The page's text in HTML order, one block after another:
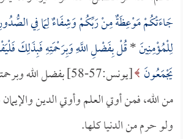
جَاءَتْكُمْ مَوْعِظَةٌ مِنْ رَبِّكُمْ وَشِفَاءٌ لِمَا فِي
لِلْمُؤْمِنِينَ*قُلْ بِفَضْلِ اللَّهِ وَبِرَحْمَتِهِ فَبِذَلِكَ
يَجْمَعُونَ
[يونس:57-58] بفضل
من الله، فمن أوتي العلم وأوتي الدين
ولو حرم من الدنيا كلها.